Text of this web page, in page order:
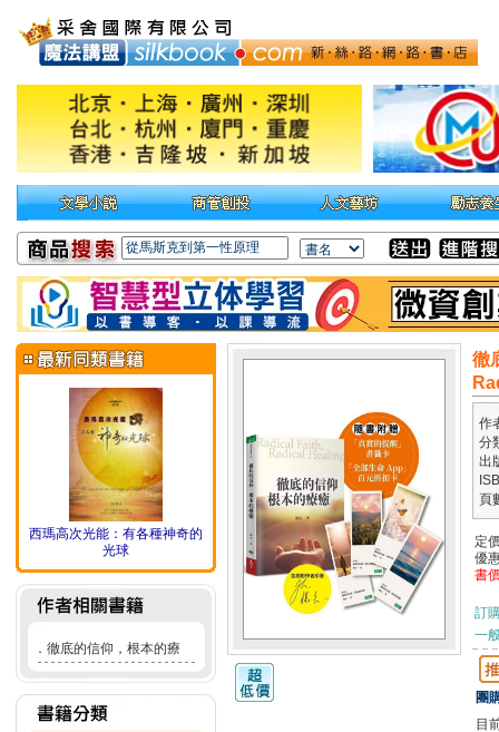
西瑪高次光能：有各種神奇的
光球
． 徹底的信仰，根本的療
徹
作
分
出
頁
定
優
書
訂
一
團
目